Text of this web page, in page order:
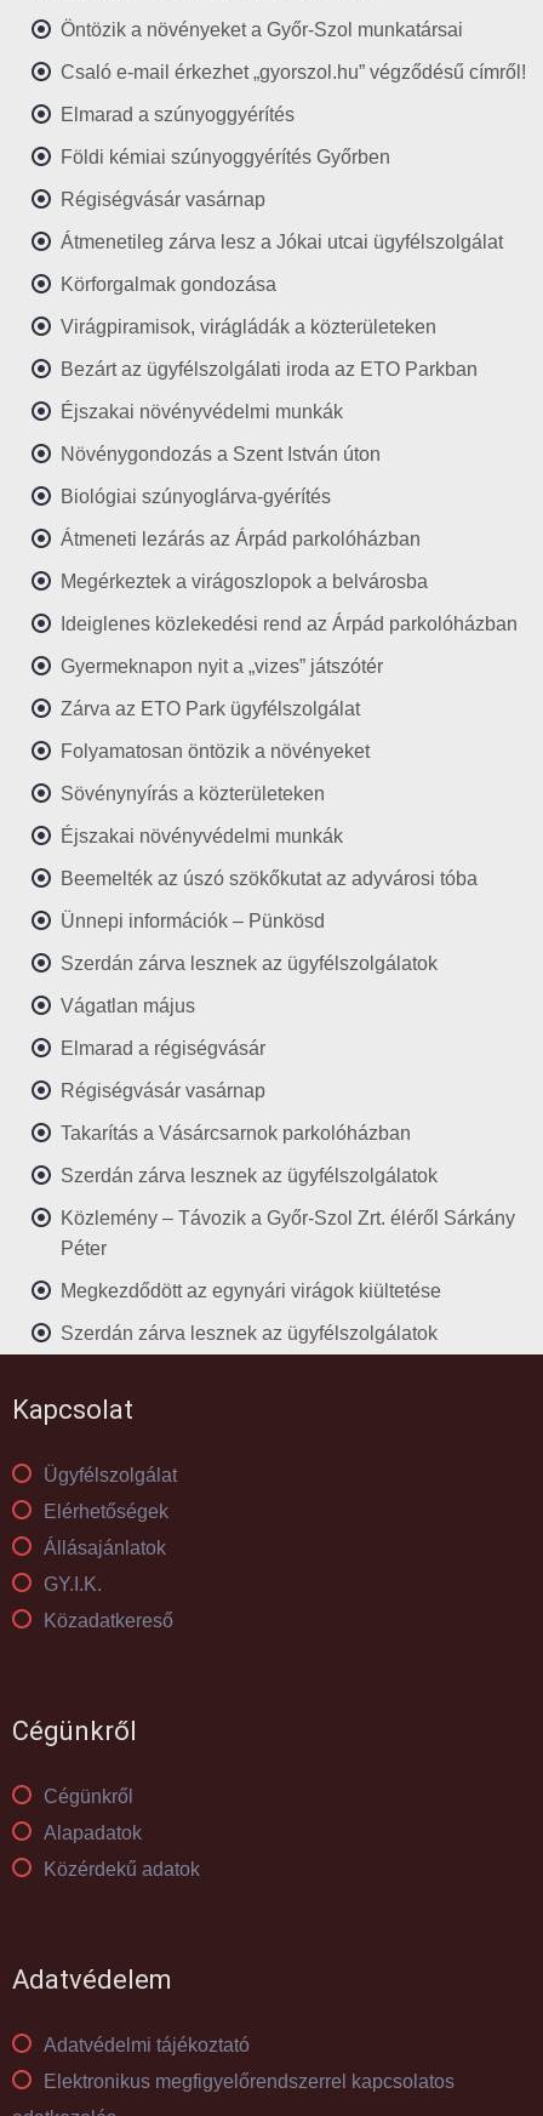
Öntözik a növényeket a Győr-Szol munkatársai
Csaló e-mail érkezhet „gyorszol.hu” végződésű címről!
Elmarad a szúnyoggyérítés
Földi kémiai szúnyoggyérítés Győrben
Régiségvásár vasárnap
Átmenetileg zárva lesz a Jókai utcai ügyfélszolgálat
Körforgalmak gondozása
Virágpiramisok, virágládák a közterületeken
Bezárt az ügyfélszolgálati iroda az ETO Parkban
Éjszakai növényvédelmi munkák
Növénygondozás a Szent István úton
Biológiai szúnyoglárva-gyérítés
Átmeneti lezárás az Árpád parkolóházban
Megérkeztek a virágoszlopok a belvárosba
Ideiglenes közlekedési rend az Árpád parkolóházban
Gyermeknapon nyit a „vizes” játszótér
Zárva az ETO Park ügyfélszolgálat
Folyamatosan öntözik a növényeket
Sövénynyírás a közterületeken
Éjszakai növényvédelmi munkák
Beemelték az úszó szökőkutat az adyvárosi tóba
Ünnepi információk – Pünkösd
Szerdán zárva lesznek az ügyfélszolgálatok
Vágatlan május
Elmarad a régiségvásár
Régiségvásár vasárnap
Takarítás a Vásárcsarnok parkolóházban
Szerdán zárva lesznek az ügyfélszolgálatok
Közlemény – Távozik a Győr-Szol Zrt. éléről Sárkány
Péter
Megkezdődött az egynyári virágok kiültetése
Szerdán zárva lesznek az ügyfélszolgálatok
Kapcsolat
Ügyfélszolgálat
Elérhetőségek
Állásajánlatok
GY.I.K.
Közadatkereső
Cégünkről
Cégünkről
Alapadatok
Közérdekű adatok
Adatvédelem
Adatvédelmi tájékoztató
Elektronikus megfigyelőrendszerrel kapcsolatos